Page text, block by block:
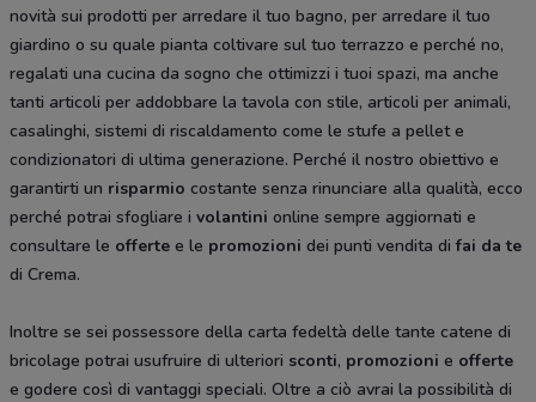
novità sui prodotti per arredare il tuo bagno, per arredare il tuo
giardino o su quale pianta coltivare sul tuo terrazzo e perché no,
regalati una cucina da sogno che ottimizzi i tuoi spazi, ma anche
tanti articoli per addobbare la tavola con stile, articoli per animali,
casalinghi, sistemi di riscaldamento come le stufe a pellet e
condizionatori di ultima generazione. Perché il nostro obiettivo e
garantirti un risparmio costante senza rinunciare alla qualità, ecco
perché potrai sfogliare i volantini online sempre aggiornati e
consultare le offerte e le promozioni dei punti vendita difai da te
di Crema.
Inoltre se sei possessore della carta fedeltà delle tante catene di
bricolage potrai usufruire di ulteriori sconti, promozioni e offerte
e godere così di vantaggi speciali. Oltre a ciò avrai la possibilità di